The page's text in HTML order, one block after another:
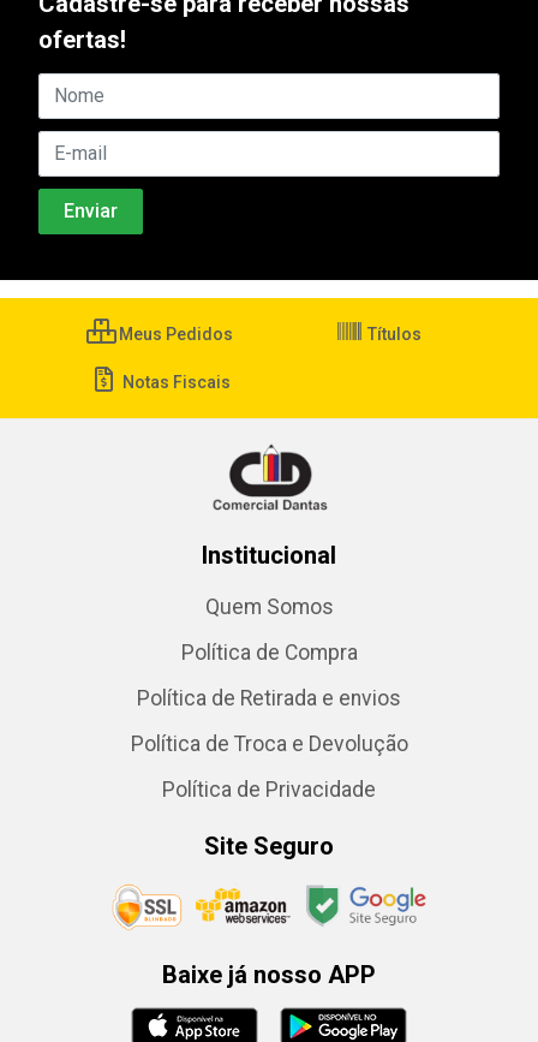
ofertas!
Meus Pedidos Títulos
Notas Fiscais
Institucional
Quem Somos
Política de Compra
Política de Retirada e envios
Política de Troca e Devolução
Política de Privacidade
Site Seguro
Baixe já nosso APP